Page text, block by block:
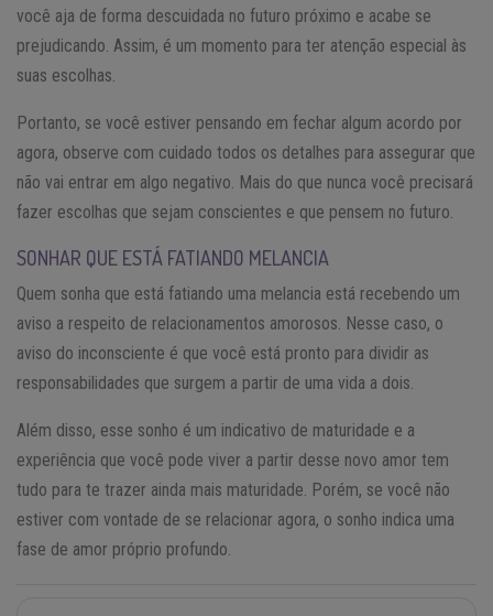
você aja de forma descuidada no futuro próximo e acabe se
prejudicando. Assim, é um momento para ter atenção especial às
suas escolhas.
Portanto, se você estiver pensando em fechar algum acordo por
agora, observe com cuidado todos os detalhes para assegurar que
não vai entrar em algo negativo. Mais do que nunca você precisará
fazer escolhas que sejam conscientes e que pensem no futuro.
SONHAR QUE ESTÁ FATIANDO MELANCIA
Quem sonha que está fatiando uma melancia está recebendo um
aviso a respeito de relacionamentos amorosos. Nesse caso, o
aviso do inconsciente é que você está pronto para dividir as
responsabilidades que surgem a partir de uma vida a dois.
Além disso, esse sonho é um indicativo de maturidade e a
experiência que você pode viver a partir desse novo amor tem
tudo para te trazer ainda mais maturidade. Porém, se você não
estiver com vontade de se relacionar agora, o sonho indica uma
fase de amor próprio profundo.